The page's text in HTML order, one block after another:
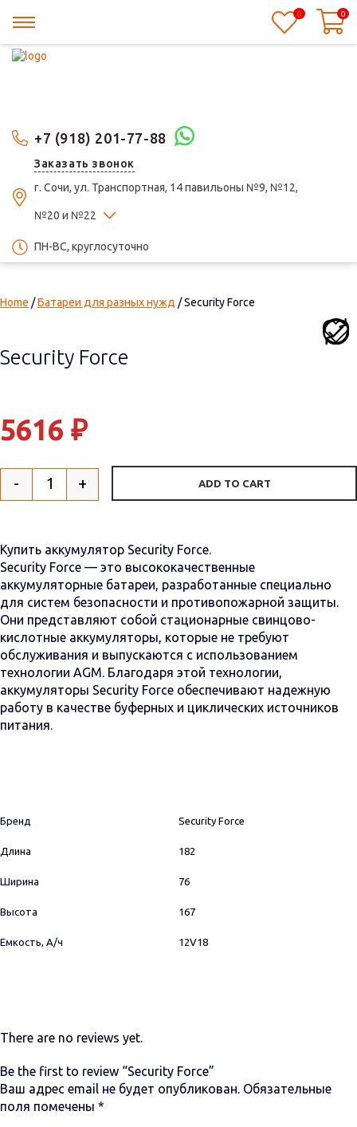
+7 (918) 201-77-88
Заказать звонок
г. Сочи, ул. Транспортная, 14 павильоны №9, №12,
№20 и №22
ПН-ВС, круглосуточно
0 0
Home /Батареи для разных нужд / Security Force
Security Force
5616 ₽
Quantity
- + ADD TO CART
Купить аккумулятор Security Force.
Security Force — это высококачественные
аккумуляторные батареи, разработанные специально
для систем безопасности и противопожарной защиты.
Они представляют собой стационарные свинцово-
кислотные аккумуляторы, которые не требуют
обслуживания и выпускаются с использованием
технологии AGM. Благодаря этой технологии,
аккумуляторы Security Force обеспечивают надежную
работу в качестве буферных и циклических источников
питания.
Бренд Security Force
Длина 182
Ширина 76
Высота 167
Емкость, А/ч 12V18
There are no reviews yet.
Be the first to review “Security Force”
Ваш адрес email не будет опубликован. Обязательные
поля помечены *